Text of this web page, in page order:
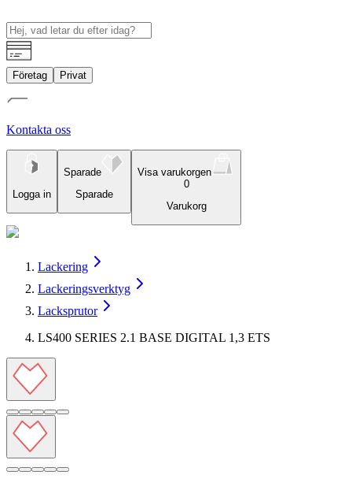
Företag Privat
Kontakta oss
Logga in
Sparade
Sparade
Visa varukorgen
0
Varukorg
Lackering
Lackeringsverktyg
Lacksprutor
LS400 SERIES 2.1 BASE DIGITAL 1,3 ETS